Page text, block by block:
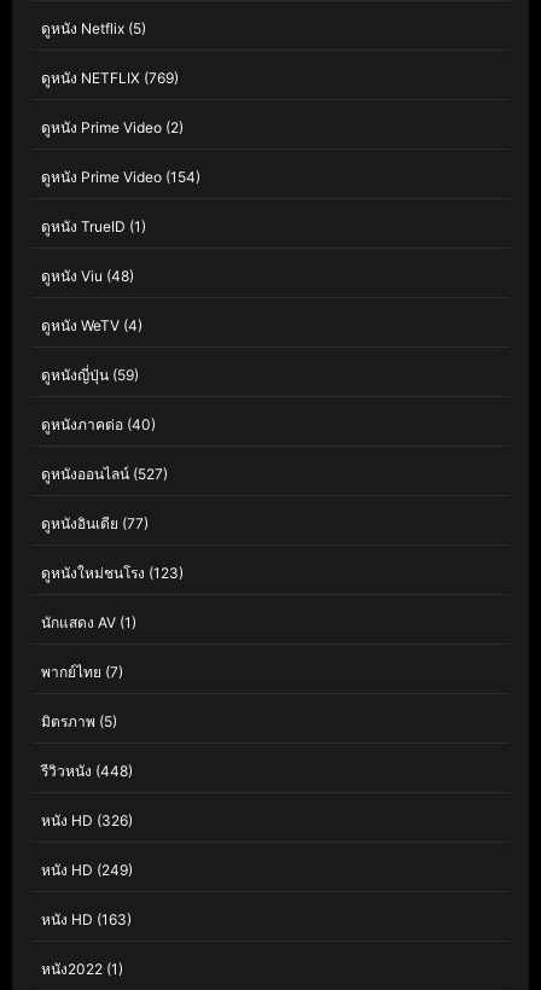
ดูหนัง Netflix (5)
ดูหนัง NETFLIX (769)
ดูหนัง Prime Video (2)
ดูหนัง Prime Video (154)
ดูหนัง TrueID (1)
ดูหนัง Viu (48)
ดูหนัง WeTV (4)
ดูหนังญี่ปุ่น (59)
ดูหนังภาคต่อ (40)
ดูหนังออนไลน์ (527)
ดูหนังอินเดีย (77)
ดูหนังใหม่ชนโรง (123)
นักแสดง AV (1)
พากย์ไทย (7)
มิตรภาพ (5)
รีวิวหนัง (448)
หนัง HD (326)
หนัง HD (249)
หนัง HD (163)
หนัง2022 (1)